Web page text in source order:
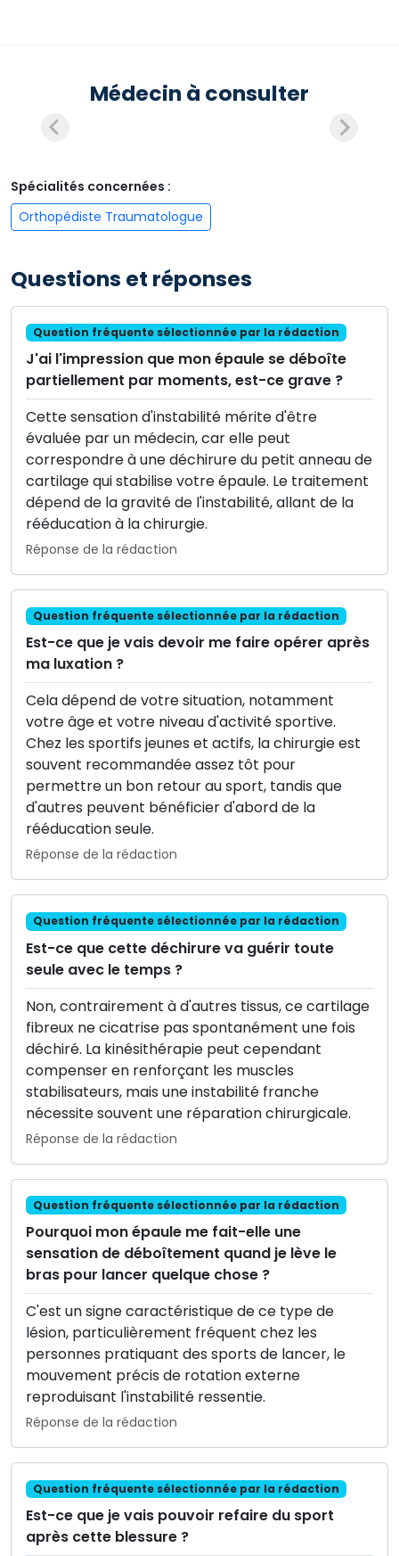
Médecin à consulter
Spécialités concernées :
Orthopédiste Traumatologue
Questions et réponses
Question fréquente sélectionnée par la rédaction
J'ai l'impression que mon épaule se déboîte
partiellement par moments, est-ce grave ?
Cette sensation d'instabilité mérite d'être
évaluée par un médecin, car elle peut
correspondre à une déchirure du petit anneau de
cartilage qui stabilise votre épaule. Le traitement
dépend de la gravité de l'instabilité, allant de la
rééducation à la chirurgie.
Réponse de la rédaction
Question fréquente sélectionnée par la rédaction
Est-ce que je vais devoir me faire opérer après
ma luxation ?
Cela dépend de votre situation, notamment
votre âge et votre niveau d'activité sportive.
Chez les sportifs jeunes et actifs, la chirurgie est
souvent recommandée assez tôt pour
permettre un bon retour au sport, tandis que
d'autres peuvent bénéficier d'abord de la
rééducation seule.
Réponse de la rédaction
Question fréquente sélectionnée par la rédaction
Est-ce que cette déchirure va guérir toute
seule avec le temps ?
Non, contrairement à d'autres tissus, ce cartilage
fibreux ne cicatrise pas spontanément une fois
déchiré. La kinésithérapie peut cependant
compenser en renforçant les muscles
stabilisateurs, mais une instabilité franche
nécessite souvent une réparation chirurgicale.
Réponse de la rédaction
Question fréquente sélectionnée par la rédaction
Pourquoi mon épaule me fait-elle une
sensation de déboîtement quand je lève le
bras pour lancer quelque chose ?
C'est un signe caractéristique de ce type de
lésion, particulièrement fréquent chez les
personnes pratiquant des sports de lancer, le
mouvement précis de rotation externe
reproduisant l'instabilité ressentie.
Réponse de la rédaction
Question fréquente sélectionnée par la rédaction
Est-ce que je vais pouvoir refaire du sport
après cette blessure ?